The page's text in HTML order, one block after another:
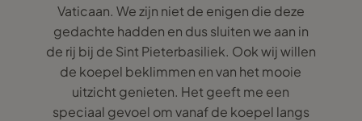
Vaticaan. We zijn niet de enigen die deze
gedachte hadden en dus sluiten we aan in
de rij bij de Sint Pieterbasiliek. Ook wij willen
de koepel beklimmen en van het mooie
uitzicht genieten. Het geeft me een
speciaal gevoel om vanaf de koepel langs